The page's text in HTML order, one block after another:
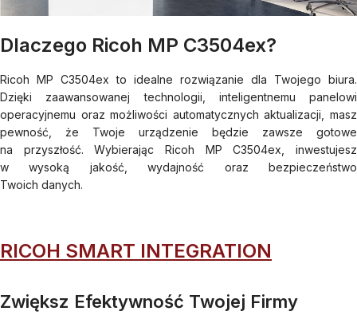
Dlaczego Ricoh MP C3504ex?
Ricoh MP C3504ex to idealne rozwiązanie dla Twojego biura.
Dzięki zaawansowanej technologii, inteligentnemu panelowi
operacyjnemu oraz możliwości automatycznych aktualizacji, masz
pewność, że Twoje urządzenie będzie zawsze gotowe
na przyszłość. Wybierając Ricoh MP C3504ex, inwestujesz
w wysoką jakość, wydajność oraz bezpieczeństwo
Twoich danych.
RICOH SMART INTEGRATION
Zwiększ Efektywność Twojej Firmy